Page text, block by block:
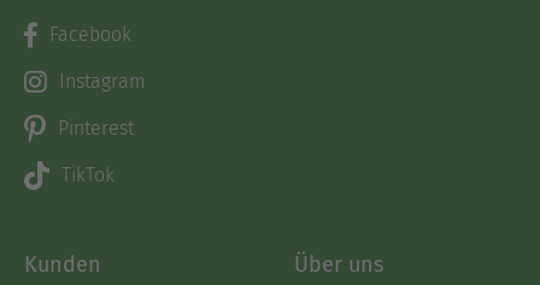
Facebook
Instagram
Pinterest
TikTok
Kunden Über uns